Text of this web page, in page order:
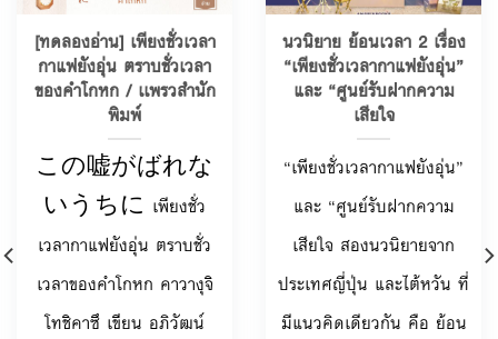
[ทดลองอ่าน] เพียงชั่วเวลา
กาแฟยังอุ่น ตราบชั่วเวลา
ของคำโกหก / เเพรวสำนัก
พิมพ์
この嘘がばれな
いうちに เพียงชั่ว
เวลากาแฟยังอุ่น ตราบชั่ว
เวลาของคำโกหก คาวางุจิ
โทชิคาซึ เขียน อภิวัฒน์
นวนิยาย ย้อนเวลา 2 เรื่อง
“เพียงชั่วเวลากาแฟยังอุ่น”
และ “ศูนย์รับฝากความ
เสียใจ
“เพียงชั่วเวลากาแฟยังอุ่น”
และ “ศูนย์รับฝากความ
เสียใจ สองนวนิยายจาก
ประเทศญี่ปุ่น และไต้หวัน ที่
มีแนวคิดเดียวกัน คือ ย้อน